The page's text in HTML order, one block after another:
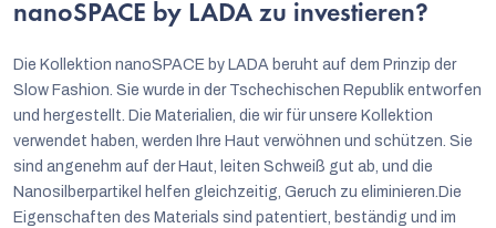
nanoSPACE by LADA zu investieren?
Die Kollektion nanoSPACE by LADA beruht auf dem Prinzip der
Slow Fashion. Sie wurde in der Tschechischen Republik entworfen
und hergestellt. Die Materialien, die wir für unsere Kollektion
verwendet haben, werden Ihre Haut verwöhnen und schützen. Sie
sind angenehm auf der Haut, leiten Schweiß gut ab, und die
Nanosilberpartikel helfen gleichzeitig, Geruch zu eliminieren.Die
Eigenschaften des Materials sind patentiert, beständig und im